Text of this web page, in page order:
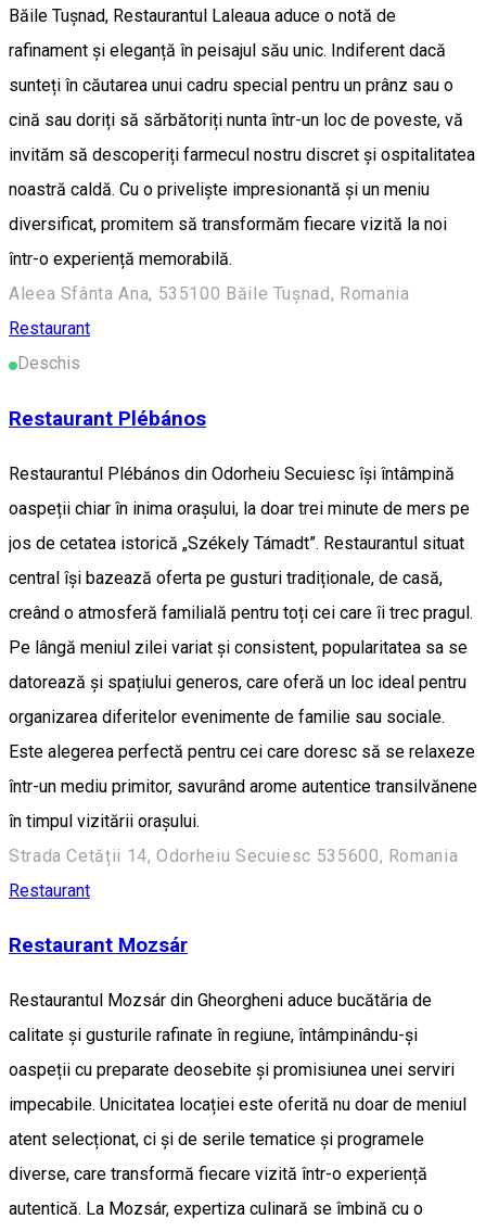
Băile Tușnad, Restaurantul Laleaua aduce o notă de
rafinament și eleganță în peisajul său unic. Indiferent dacă
sunteți în căutarea unui cadru special pentru un prânz sau o
cină sau doriți să sărbătoriți nunta într-un loc de poveste, vă
invităm să descoperiți farmecul nostru discret și ospitalitatea
noastră caldă. Cu o priveliște impresionantă și un meniu
diversificat, promitem să transformăm fiecare vizită la noi
într-o experiență memorabilă.
Aleea Sfânta Ana, 535100 Băile Tușnad, Romania
Restaurant
Deschis
Restaurant Plébános
Restaurantul Plébános din Odorheiu Secuiesc își întâmpină
oaspeții chiar în inima orașului, la doar trei minute de mers pe
jos de cetatea istorică „Székely Támadt”. Restaurantul situat
central își bazează oferta pe gusturi tradiționale, de casă,
creând o atmosferă familială pentru toți cei care îi trec pragul.
Pe lângă meniul zilei variat și consistent, popularitatea sa se
datorează și spațiului generos, care oferă un loc ideal pentru
organizarea diferitelor evenimente de familie sau sociale.
Este alegerea perfectă pentru cei care doresc să se relaxeze
într-un mediu primitor, savurând arome autentice transilvănene
în timpul vizitării orașului.
Strada Cetății 14, Odorheiu Secuiesc 535600, Romania
Restaurant
Restaurant Mozsár
Restaurantul Mozsár din Gheorgheni aduce bucătăria de
calitate și gusturile rafinate în regiune, întâmpinându-și
oaspeții cu preparate deosebite și promisiunea unei serviri
impecabile. Unicitatea locației este oferită nu doar de meniul
atent selecționat, ci și de serile tematice și programele
diverse, care transformă fiecare vizită într-o experiență
autentică. La Mozsár, expertiza culinară se îmbină cu o